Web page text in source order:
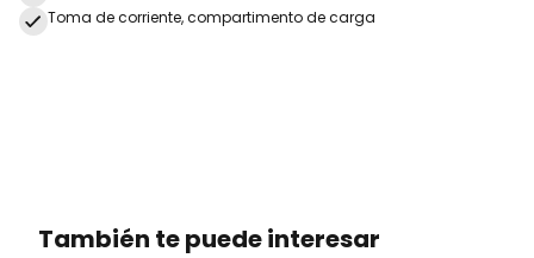
Toma de corriente, compartimento de carga
También te puede interesar